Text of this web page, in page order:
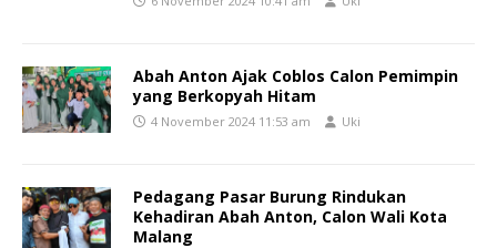
Abah Anton Ajak Coblos Calon Pemimpin
yang Berkopyah Hitam
4 November 2024 11:53 am Uki
Pedagang Pasar Burung Rindukan
Kehadiran Abah Anton, Calon Wali Kota
Malang